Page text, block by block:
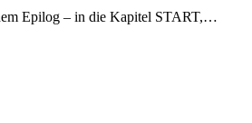
Epilog – in die Kapitel START,…